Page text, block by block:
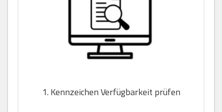
1. Kennzeichen Verfügbarkeit prüfen